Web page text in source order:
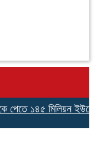
১৪৫ মিলিয়ন ইউরোর